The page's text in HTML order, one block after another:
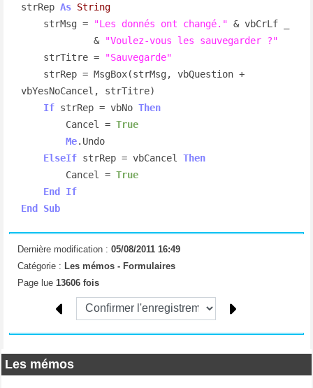
Les mémos
strRep As String
    strMsg =
"Les donnés ont changé." & vbCrLf _
             &
"Voulez-vous les sauvegarder ?"
    strTitre =
"Sauvegarde"
vbYesNoCancel, strTitre)
If strRep = vbNo Then
        Cancel =
True
Me.Undo
ElseIf strRep = vbCancel Then
        Cancel =
True
End If
End Sub
Dernière modification : 05/08/2011 16:49
Catégorie : Les mémos - Formulaires
Page lue 13606 fois